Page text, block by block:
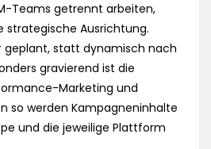
Teams getrennt arbeiten,
strategische Ausrichtung.
geplant, statt dynamisch nach
gravierend ist die
Marketing und
so werden Kampagneninhalte
und die jeweilige Plattform